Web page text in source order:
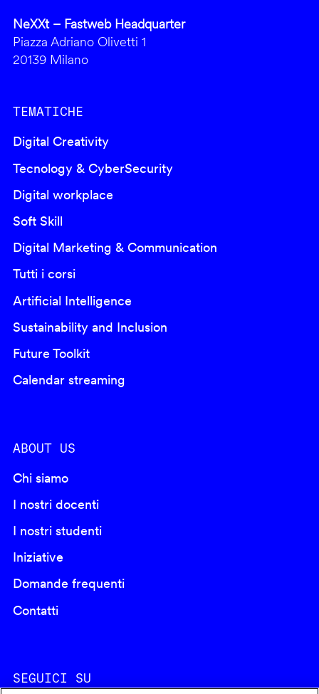
NeXXt – Fastweb Headquarter
Piazza Adriano Olivetti 1
20139 Milano
TEMATICHE
Digital Creativity
Tecnology & CyberSecurity
Digital workplace
Soft Skill
Digital Marketing & Communication
Tutti i corsi
Artificial Intelligence
Sustainability and Inclusion
Future Toolkit
Calendar streaming
ABOUT US
Chi siamo
I nostri docenti
I nostri studenti
Iniziative
Domande frequenti
Contatti
SEGUICI SU